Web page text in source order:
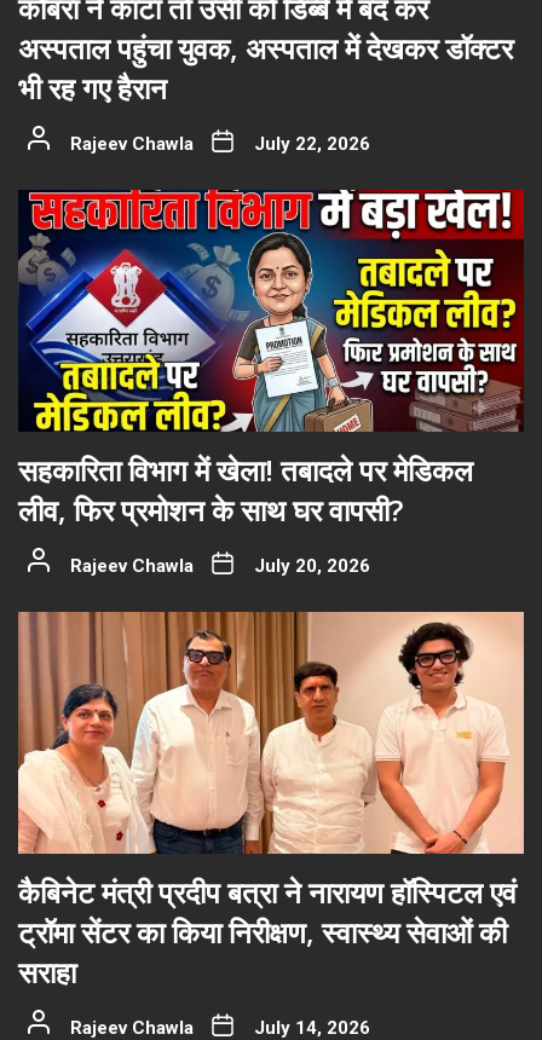
अस्पताल पहुंचा युवक, अस्पताल में देखकर डॉक्टर
भी रह गए हैरान
Rajeev Chawla July 22, 2026
सहकारिता विभाग में खेला! तबादले पर मेडिकल
लीव, फिर प्रमोशन के साथ घर वापसी?
Rajeev Chawla July 20, 2026
कैबिनेट मंत्री प्रदीप बत्रा ने नारायण हॉस्पिटल एवं
ट्रॉमा सेंटर का किया निरीक्षण, स्वास्थ्य सेवाओं की
सराहा
Rajeev Chawla July 14, 2026